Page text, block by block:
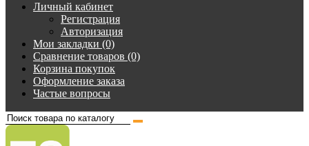
Личный кабинет
Регистрация
Авторизация
Мои закладки (0)
Сравнение товаров (0)
Корзина покупок
Оформление заказа
Частые вопросы